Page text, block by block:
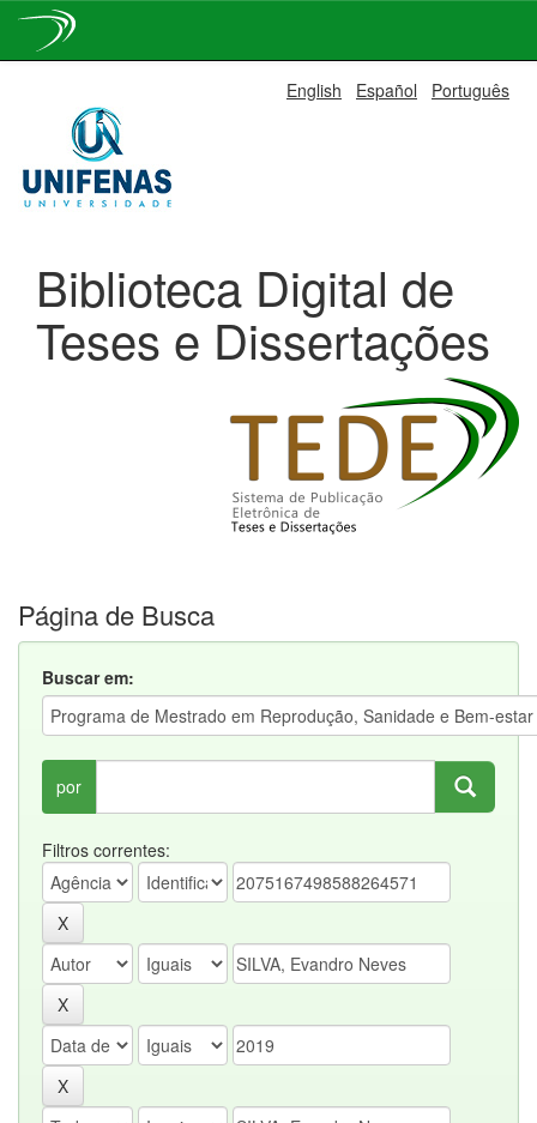
navigation
English Español Português
Biblioteca Digital de
Teses e Dissertações
Página de Busca
Buscar em:
por
Filtros correntes: